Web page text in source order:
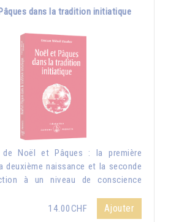
dans la tradition initiatique
Noël et Pâques : la première
deuxième naissance et la seconde
à un niveau de conscience
14.00CHF
Ajouter